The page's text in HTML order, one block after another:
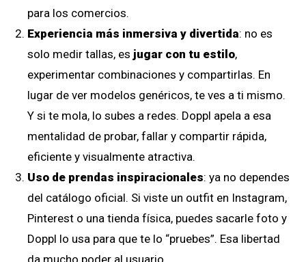
para los comercios.
Experiencia más inmersiva y divertida: no es
solo medir tallas, es jugar con tu estilo,
experimentar combinaciones y compartirlas. En
lugar de ver modelos genéricos, te ves a ti mismo.
Y si te mola, lo subes a redes. Doppl apela a esa
mentalidad de probar, fallar y compartir rápida,
eficiente y visualmente atractiva.
Uso de prendas inspiracionales: ya no dependes
del catálogo oficial. Si viste un outfit en Instagram,
Pinterest o una tienda física, puedes sacarle foto y
Doppl lo usa para que te lo “pruebes”. Esa libertad
da mucho poder al usuario.